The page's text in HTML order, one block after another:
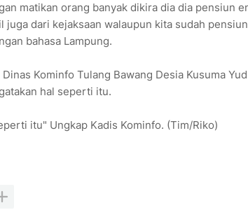
matikan orang banyak dikira dia dia pensiun
dari kejaksaan walaupun kita sudah
bahasa Lampung.
Kominfo Tulang Bawang Desia Kusuma
hal seperti itu.
itu" Ungkap Kadis Kominfo. (Tim/Riko)